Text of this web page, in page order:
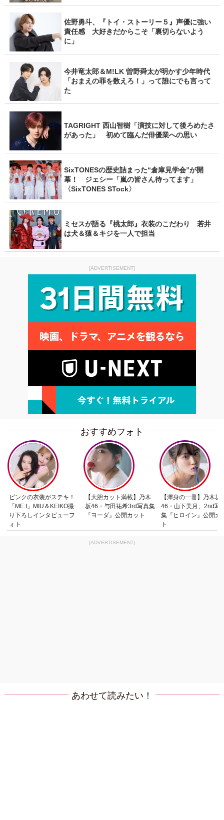
佐野勇斗、『トイ・ストーリー５』声優に強い
責任感 大好きだからこそ「裏切らないよう
に」
今井竜太郎＆M!LK 曽野舜太が明かす少年時代
「おまえの罪を数えろ！」って誰にでも言って
た
TAGRIGHT 西山智樹「演技に対して後ろめたさ
があった」 初めて臨んだ俳優業への思い
SixTONESの歴史詰まった“倉庫見学会”が開
幕！ ジェシー「嵐の皆さん待ってます」
〈SixTONES STock〉
ミセスが語る『桃太郎』衣装のこだわり 若井
は犬＆猿＆キジを一人で担当
[ADVERTISEMENT]
おすすめフォト
ピンクの衣装がステキ！
「ME:I」MIU＆KEIKO撮
り下ろしインタビューフ
ォト
【大胆カット満載】乃木
坂46・与田祐希3rd写真集
『ヨーダ』公開カット
【渾身の一冊】乃木坂
46・山下美月、2nd写
集『ヒロイン』公開カ
ト
[ADVERTISEMENT]
あわせて読みたい！